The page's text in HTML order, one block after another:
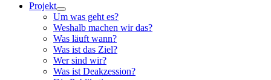
Projekt
Um was geht es?
Weshalb machen wir das?
Was läuft wann?
Was ist das Ziel?
Wer sind wir?
Was ist Deakzession?